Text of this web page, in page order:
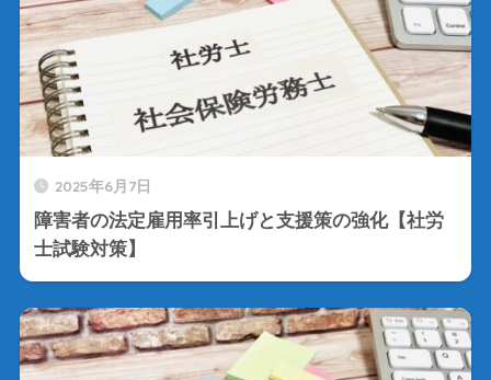
2025年6月7日
障害者の法定雇用率引上げと支援策の強化【社労
士試験対策】